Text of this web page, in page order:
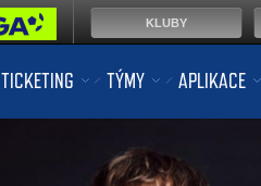
TICKETING TÝMY APLIKACE
KLUBY